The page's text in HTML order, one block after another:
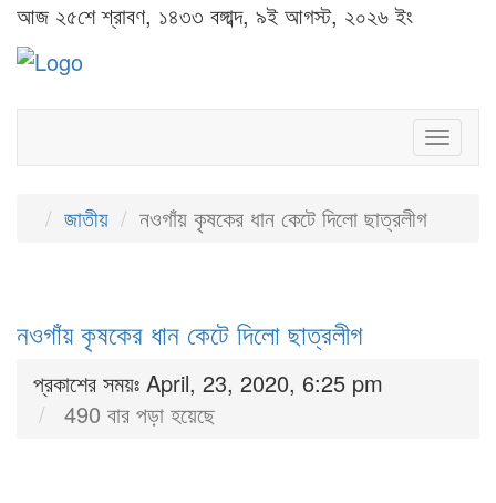
আজ ২৫শে শ্রাবণ, ১৪৩৩ বঙ্গাব্দ, ৯ই আগস্ট, ২০২৬ ইং
জাতীয়
নওগাঁয় কৃষকের ধান কেটে দিলো ছাত্রলীগ
নওগাঁয় কৃষকের ধান কেটে দিলো ছাত্রলীগ
প্রকাশের সময়ঃ April, 23, 2020, 6:25 pm
490 বার পড়া হয়েছে